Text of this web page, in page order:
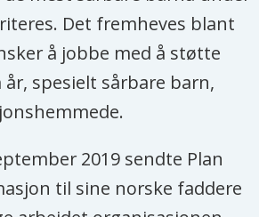
Partapuoli på
med
Det fremheves blant
å jobbe med å støtte
spesielt sårbare barn,
2019 sendte Plan
til sine norske faddere